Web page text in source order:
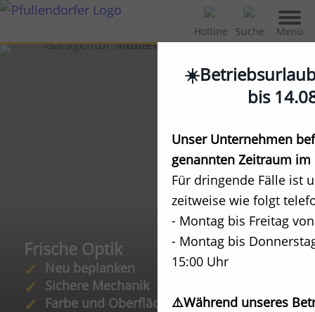
Hotline Suche Menü
Frische Optik
Neu beplanken
Sichere Mechanik
Farbe und Oberflächenschutz
bis
Unser Unternehmen
genannten Zeitraum
Für dringende Fälle ist
zeitweise wie folgt
- Montag bis Freitag
- Montag bis
15:00 Uhr
⚠️Während unseres